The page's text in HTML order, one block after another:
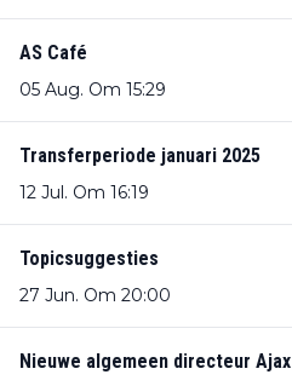
AS Café
05 Aug. Om 15:29
Transferperiode januari 2025
12 Jul. Om 16:19
Topicsuggesties
27 Jun. Om 20:00
Nieuwe algemeen directeur Ajax